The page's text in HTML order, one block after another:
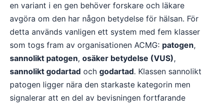
en variant i en gen behöver forskare och läkare
avgöra om den har någon betydelse för hälsan. För
detta används vanligen ett system med fem klasser
som togs fram av organisationen ACMG: patogen,
sannolikt patogen, osäker betydelse (VUS),
sannolikt godartad och godartad. Klassen sannolikt
patogen ligger nära den starkaste kategorin men
signalerar att en del av bevisningen fortfarande